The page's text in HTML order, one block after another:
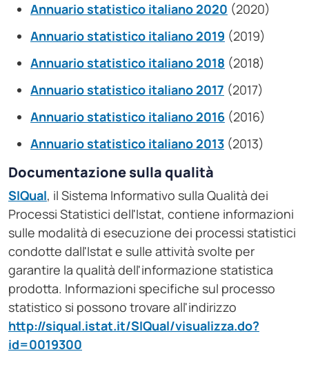
Annuario statistico italiano 2020 (2020)
Annuario statistico italiano 2019 (2019)
Annuario statistico italiano 2018 (2018)
Annuario statistico italiano 2017 (2017)
Annuario statistico italiano 2016 (2016)
Annuario statistico italiano 2013 (2013)
Documentazione sulla qualità
SIQual, il Sistema Informativo sulla Qualità dei
Processi Statistici dell'Istat, contiene informazioni
sulle modalità di esecuzione dei processi statistici
condotte dall'Istat e sulle attività svolte per
garantire la qualità dell'informazione statistica
prodotta. Informazioni specifiche sul processo
statistico si possono trovare all'indirizzo
http://siqual.istat.it/SIQual/visualizza.do?
id=0019300